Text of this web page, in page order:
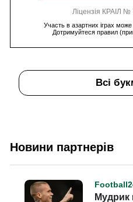
Ліцензія КРАІЛ №
Участь в азартних іграх може
Дотримуйтеся правил
Всі